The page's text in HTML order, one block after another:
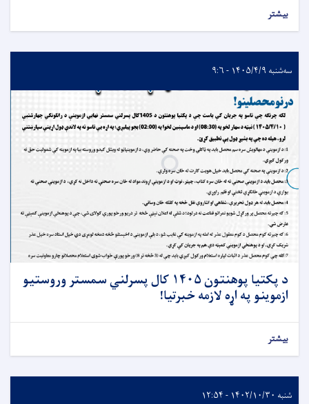
بیشتر
سه‌شنبه ۱۴۰۵/۴/۹ - ۹:۶
د پکتیا پوهنتون ۱۴۰۵ کال پسرلني سمستر وروستیو
ازموینو په اړه لازمه خبرتیا!
بیشتر
شنبه ۱۴۰۲/۱۰/۳۰ - ۱۲:۵۴